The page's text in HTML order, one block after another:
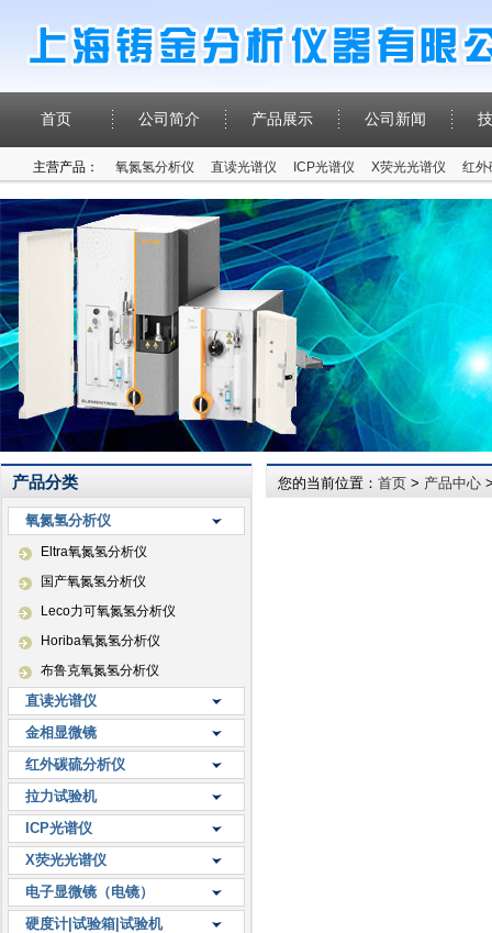
首页 公司简介 产品展示 公司新闻
主营产品： 氧氮氢分析仪 直读光谱仪 ICP光谱仪 X荧光光谱仪 红外
产品分类
氧氮氢分析仪
Eltra氧氮氢分析仪
国产氧氮氢分析仪
Leco力可氧氮氢分析仪
Horiba氧氮氢分析仪
布鲁克氧氮氢分析仪
直读光谱仪
金相显微镜
红外碳硫分析仪
拉力试验机
ICP光谱仪
X荧光光谱仪
电子显微镜（电镜）
硬度计|试验箱|试验机
您的当前位置： 首页 > 产品中心